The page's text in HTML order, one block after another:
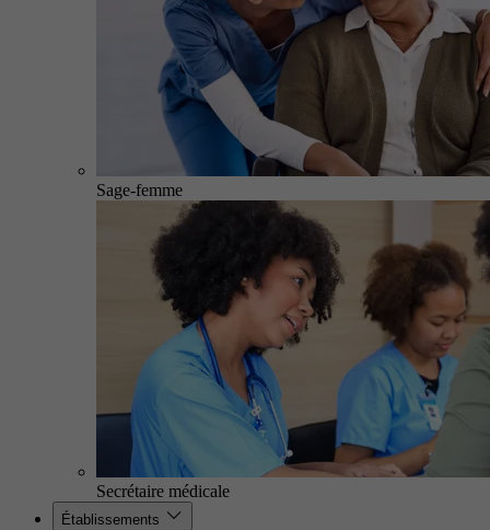
Sage-femme
Secrétaire médicale
Établissements